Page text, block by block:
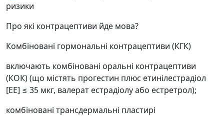
ризики
Про які контрацептиви йде мова?
Комбіновані гормональні контрацептиви (КГК)
включають комбіновані оральні контрацептиви
(КОК) (що містять прогестин плюс етинілестрадіол
[EE] ≤ 35 мкг, валерат естрадіолу або естретрол);
комбіновані трансдермальні пластирі